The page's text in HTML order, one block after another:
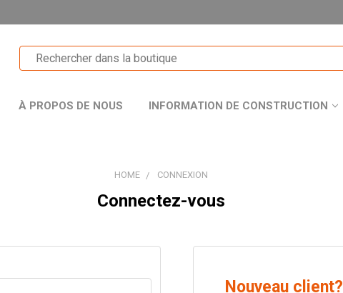
À PROPOS DE NOUS INFORMATION DE CONSTRUCTION
HOME CONNEXION
Connectez-vous
Nouveau client?